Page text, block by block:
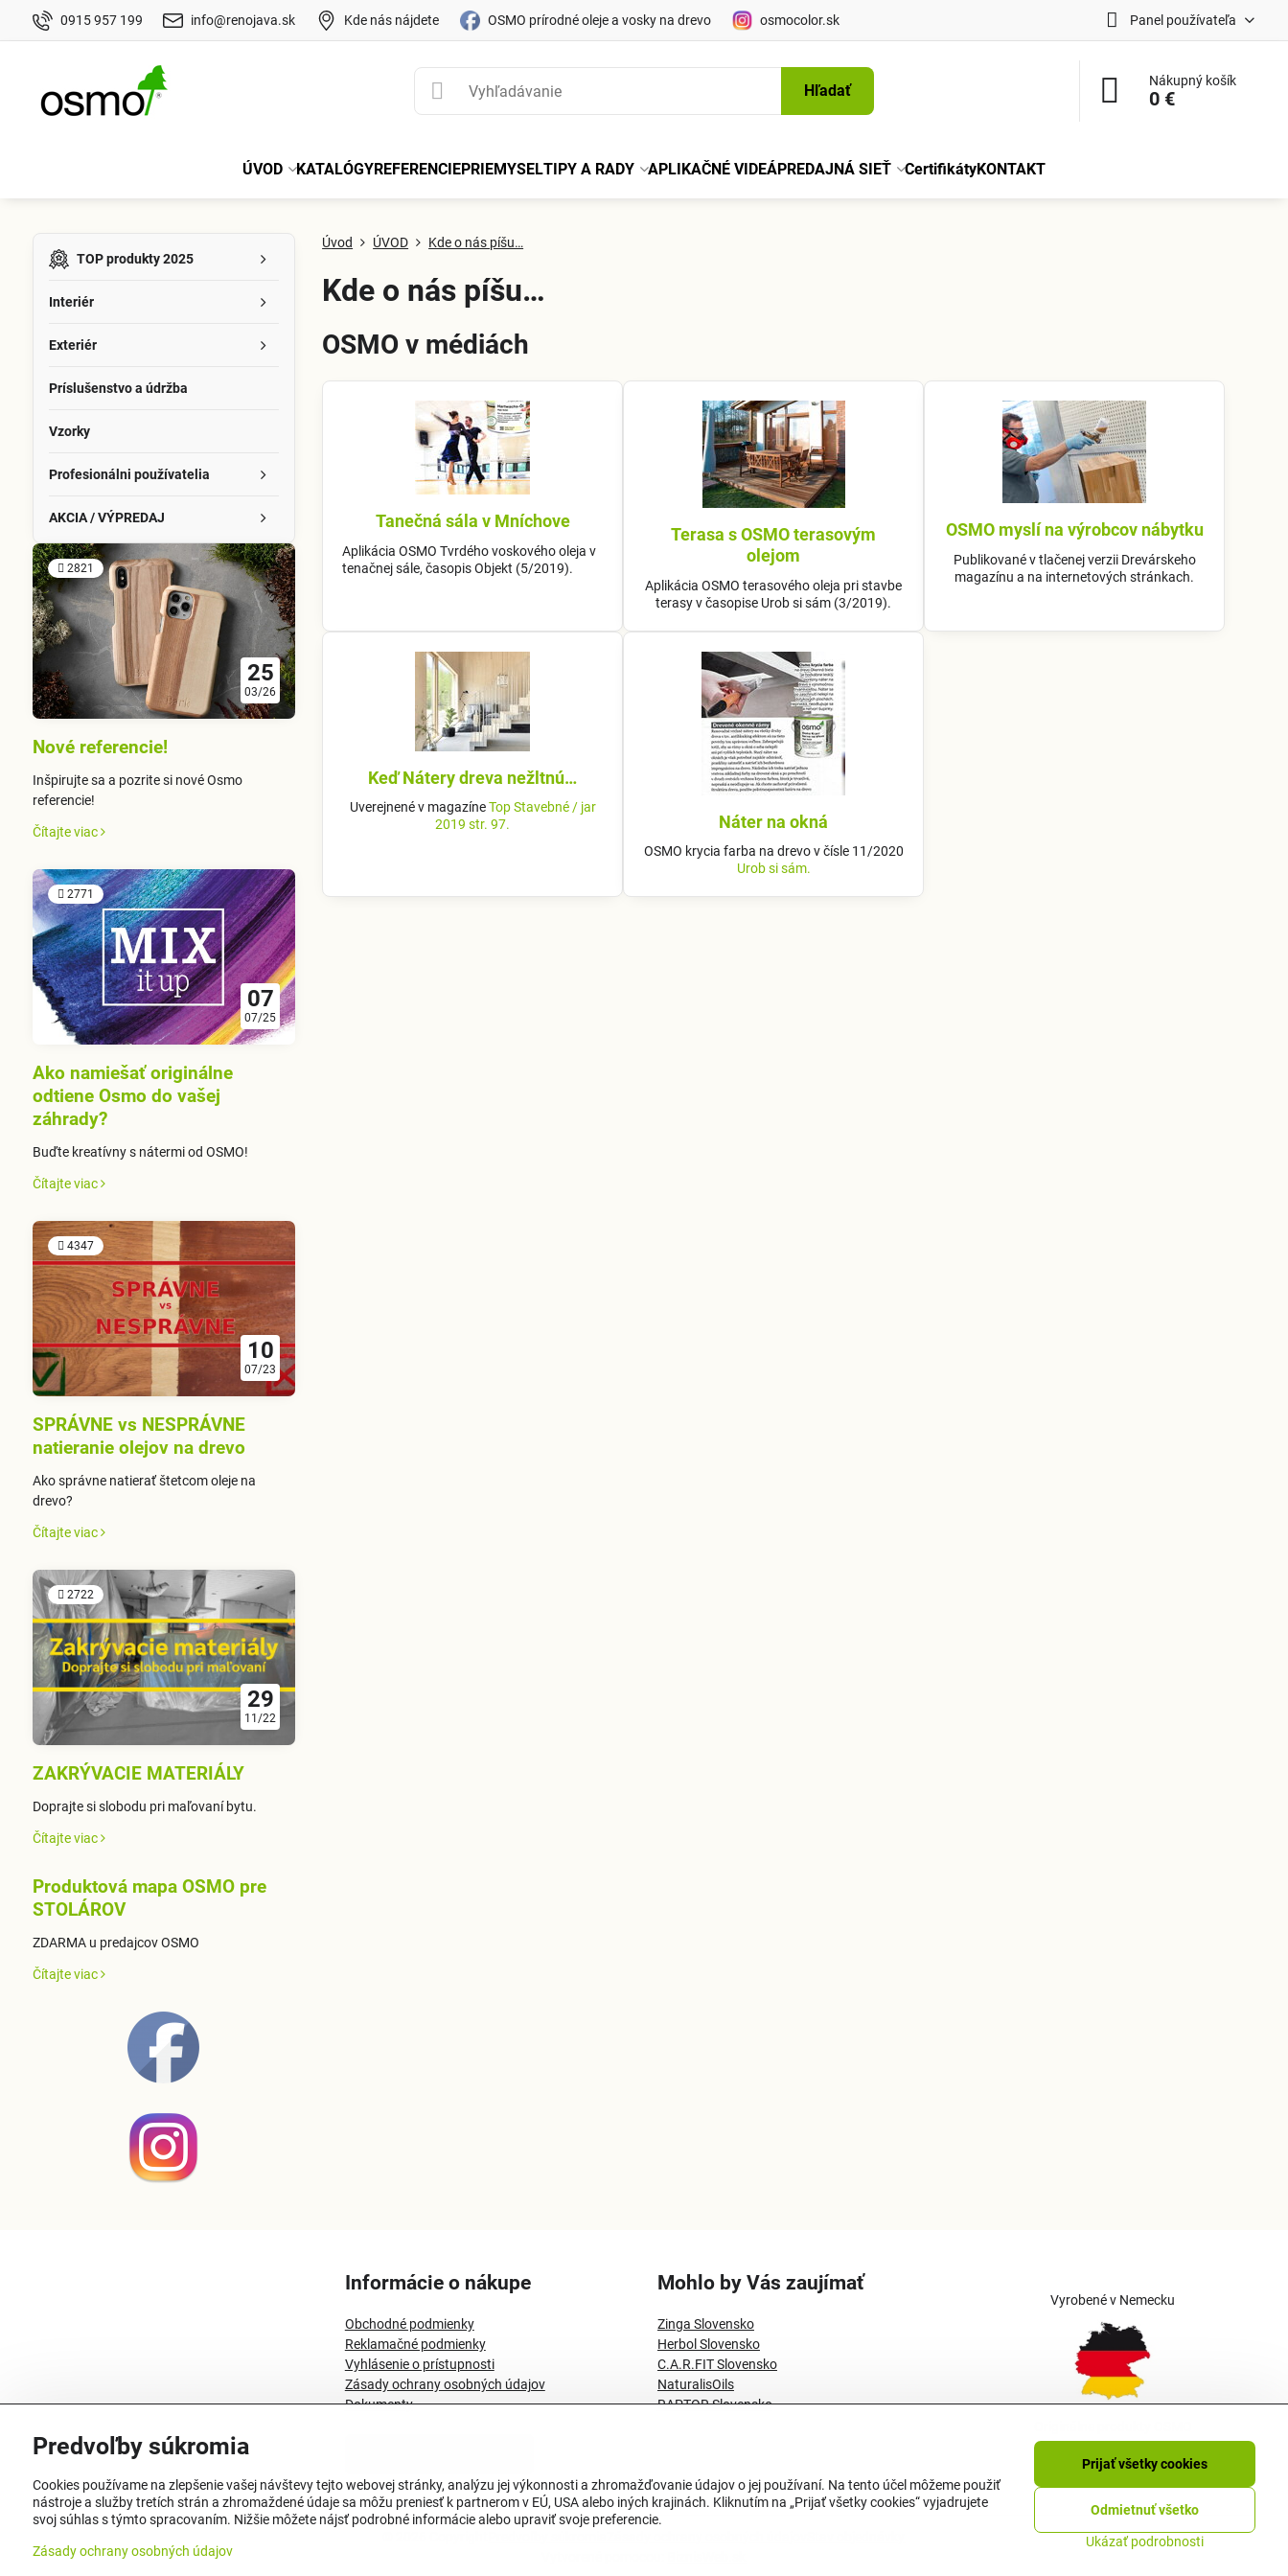
0915 957 199 info@renojava.sk Kde nás nájdete OSMO prírodné oleje a vosky na drevo osmocolor.sk Panel používateľa
Hľadať
Nákupný košík
0 €
ÚVOD KATALÓGYREFERENCIEPRIEMYSELTIPY A RADY APLIKAČNÉ VIDEÁPREDAJNÁ SIEŤ CertifikátyKONTAKT
Úvod ÚVOD Kde o nás píšu…
Kde o nás píšu…
OSMO v médiách
Tanečná sála v Mníchove
Aplikácia OSMO Tvrdého voskového oleja v
tenačnej sále, časopis Objekt (5/2019).
Terasa s OSMO terasovým
olejom
Aplikácia OSMO terasového oleja pri stavbe
terasy v časopise Urob si sám (3/2019).
OSMO myslí na výrobcov nábytku
Publikované v tlačenej verzii Drevárskeho
magazínu a na internetových stránkach.
Keď Nátery dreva nežltnú…
Uverejnené v magazíneTop Stavebné / jar
2019 str. 97.
Náter na okná
OSMO krycia farba na drevo v čísle 11/2020
Urob si sám.
TOP produkty 2025
Interiér
Exteriér
Príslušenstvo a údržba
Vzorky
Profesionálni používatelia
AKCIA / VÝPREDAJ
2821
25
03/26
Nové referencie!
Inšpirujte sa a pozrite si nové Osmo
referencie!
Čítajte viac
2771
07
07/25
Ako namiešať originálne
odtiene Osmo do vašej
záhrady?
Buďte kreatívny s nátermi od OSMO!
Čítajte viac
4347
10
07/23
SPRÁVNE vs NESPRÁVNE
natieranie olejov na drevo
Ako správne natierať štetcom oleje na
drevo?
Čítajte viac
2722
29
11/22
ZAKRÝVACIE MATERIÁLY
Doprajte si slobodu pri maľovaní bytu.
Čítajte viac
Produktová mapa OSMO pre
STOLÁROV
ZDARMA u predajcov OSMO
Čítajte viac
Informácie o nákupe
Obchodné podmienky
Reklamačné podmienky
Vyhlásenie o prístupnosti
Zásady ochrany osobných údajov
Dokumenty
Mohlo by Vás zaujímať
Zinga Slovensko
Herbol Slovensko
C.A.R.FIT Slovensko
NaturalisOils
RAPTOR Slovensko
Vyrobené v Nemecku
Predvoľby súkromia
Cookies používame na zlepšenie vašej návštevy tejto webovej stránky, analýzu jej výkonnosti a zhromažďovanie údajov o jej používaní. Na tento účel môžeme použiť
nástroje a služby tretích strán a zhromaždené údaje sa môžu preniesť k partnerom v EÚ, USA alebo iných krajinách. Kliknutím na „Prijať všetky cookies“ vyjadrujete
svoj súhlas s týmto spracovaním. Nižšie môžete nájsť podrobné informácie alebo upraviť svoje preferencie.
Zásady ochrany osobných údajov
Ukázať podrobnosti
Prijať všetky cookies
Odmietnuť všetko